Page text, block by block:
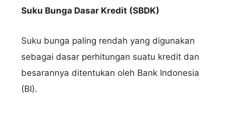
Suku Bunga Dasar Kredit (SBDK)
Suku bunga paling rendah yang digunakan
sebagai dasar perhitungan suatu kredit dan
besarannya ditentukan oleh Bank Indonesia
(BI).